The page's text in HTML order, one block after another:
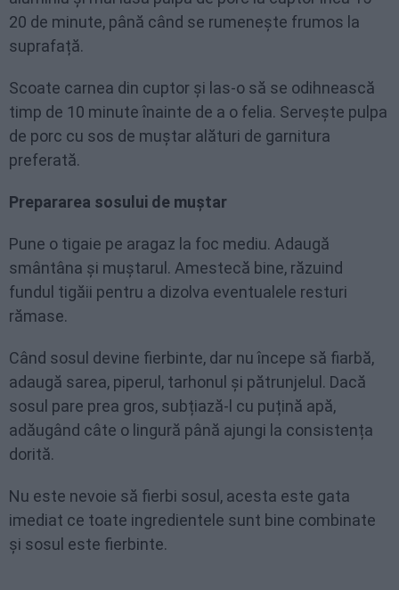
20 de minute, până când se rumenește frumos la
suprafață.
Scoate carnea din cuptor și las-o să se odihnească
timp de 10 minute înainte de a o felia. Servește pulpa
de porc cu sos de muștar alături de garnitura
preferată.
Prepararea sosului de muștar
Pune o tigaie pe aragaz la foc mediu. Adaugă
smântâna și muștarul. Amestecă bine, răzuind
fundul tigăii pentru a dizolva eventualele resturi
rămase.
Când sosul devine fierbinte, dar nu începe să fiarbă,
adaugă sarea, piperul, tarhonul și pătrunjelul. Dacă
sosul pare prea gros, subțiază-l cu puțină apă,
adăugând câte o lingură până ajungi la consistența
dorită.
Nu este nevoie să fierbi sosul, acesta este gata
imediat ce toate ingredientele sunt bine combinate
și sosul este fierbinte.